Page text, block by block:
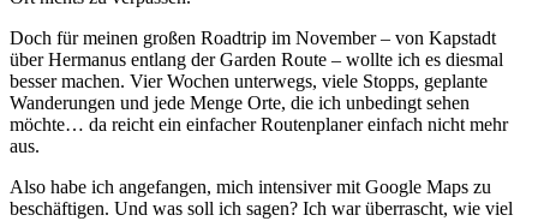
Doch für meinen großen Roadtrip im November – von Kapstadt
über Hermanus entlang der Garden Route – wollte ich es diesmal
besser machen. Vier Wochen unterwegs, viele Stopps, geplante
Wanderungen und jede Menge Orte, die ich unbedingt sehen
möchte… da reicht ein einfacher Routenplaner einfach nicht mehr
aus.
Also habe ich angefangen, mich intensiver mit Google Maps zu
beschäftigen. Und was soll ich sagen? Ich war überrascht, wie viel